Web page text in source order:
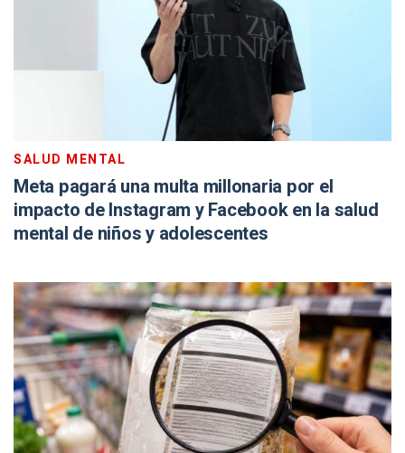
SALUD MENTAL
Meta pagará una multa millonaria por el
impacto de Instagram y Facebook en la salud
mental de niños y adolescentes